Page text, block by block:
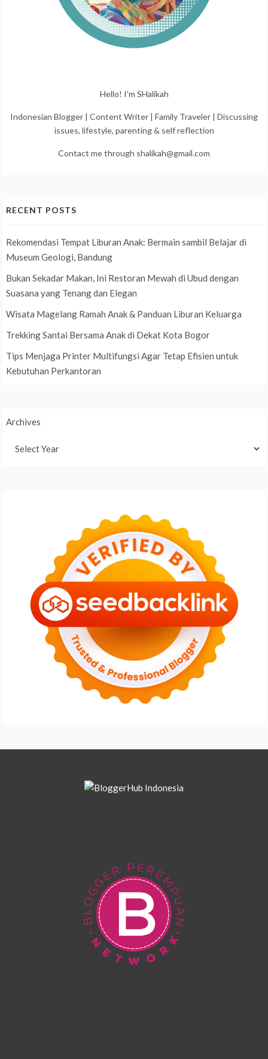
Hello! I'm SHalikah
Indonesian Blogger | Content Writer | Family Traveler | Discussing
issues, lifestyle, parenting & self reflection
Contact me through shalikah@gmail.com
RECENT POSTS
Rekomendasi Tempat Liburan Anak: Bermain sambil Belajar di
Museum Geologi, Bandung
Bukan Sekadar Makan, Ini Restoran Mewah di Ubud dengan
Suasana yang Tenang dan Elegan
Wisata Magelang Ramah Anak & Panduan Liburan Keluarga
Trekking Santai Bersama Anak di Dekat Kota Bogor
Tips Menjaga Printer Multifungsi Agar Tetap Efisien untuk
Kebutuhan Perkantoran
Archives